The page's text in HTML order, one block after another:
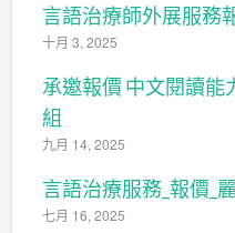
言語治療師外展服務
十月 3, 2025
承邀報價 中文閱讀
組
九月 14, 2025
言語治療服務_報價_
七月 16, 2025